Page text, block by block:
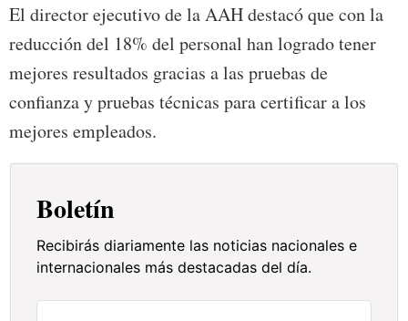
El director ejecutivo de la AAH destacó que con la
reducción del 18% del personal han logrado tener
mejores resultados gracias a las pruebas de
confianza y pruebas técnicas para certificar a los
mejores empleados.
Boletín
Recibirás diariamente las noticias nacionales e
internacionales más destacadas del día.